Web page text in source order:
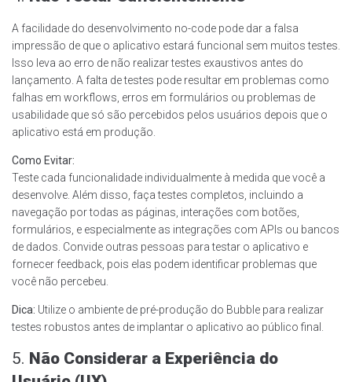
A facilidade do desenvolvimento no-code pode dar a falsa
impressão de que o aplicativo estará funcional sem muitos testes.
Isso leva ao erro de não realizar testes exaustivos antes do
lançamento. A falta de testes pode resultar em problemas como
falhas em workflows, erros em formulários ou problemas de
usabilidade que só são percebidos pelos usuários depois que o
aplicativo está em produção.
Como Evitar:
Teste cada funcionalidade individualmente à medida que você a
desenvolve. Além disso, faça testes completos, incluindo a
navegação por todas as páginas, interações com botões,
formulários, e especialmente as integrações com APIs ou bancos
de dados. Convide outras pessoas para testar o aplicativo e
fornecer feedback, pois elas podem identificar problemas que
você não percebeu.
Dica: Utilize o ambiente de pré-produção do Bubble para realizar
testes robustos antes de implantar o aplicativo ao público final.
5. Não Considerar a Experiência do